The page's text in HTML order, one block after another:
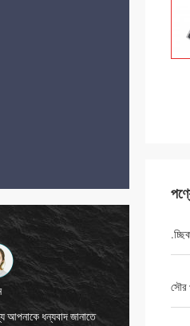
আপনাকে ধন্যবাদ জানাতে
সৌর